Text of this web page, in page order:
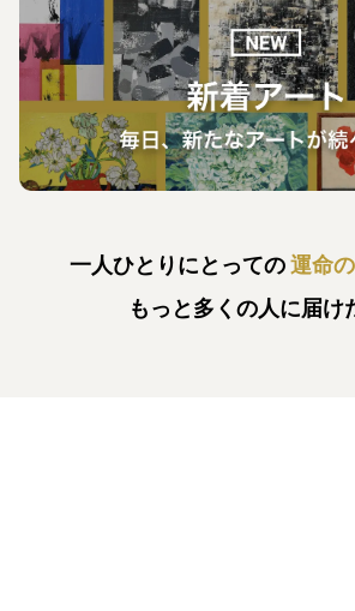
一人ひとりにとっての運命
もっと多くの人に届け